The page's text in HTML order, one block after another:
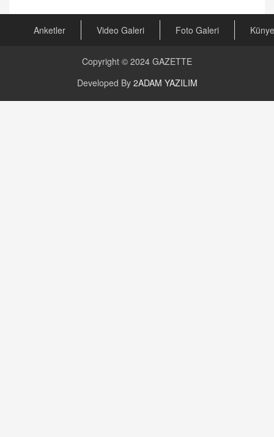
AV. RÜMEYSA ÖZKALE
Kira Uyuşmazlıklarında Dava Açmadan Önce
Arabulucuya Başvuru Şartı
23.09.2023 16:30
CAN UĞURATEŞ
Değişen yapısıyla Suriye
Anketler Video Galeri Foto Galeri Künye
Copyright © 2024 GAZETTE
Developed By 2ADAM YAZILIM